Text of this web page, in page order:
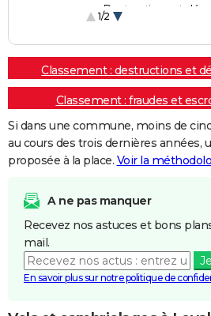
Destructions et
1/2
Classement : destructions et
Classement : fraudes et
Si dans une commune, moins de
au cours des trois dernières années,
proposée à la place. Voir la
A ne pas manquer
Recevez nos astuces et bons
mail.
En savoir plus sur notre politique de